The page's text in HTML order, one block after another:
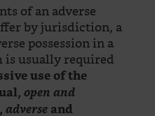
of an adverse
by jurisdiction, a
possession in a
is usually required
use of the
open and
adverseand